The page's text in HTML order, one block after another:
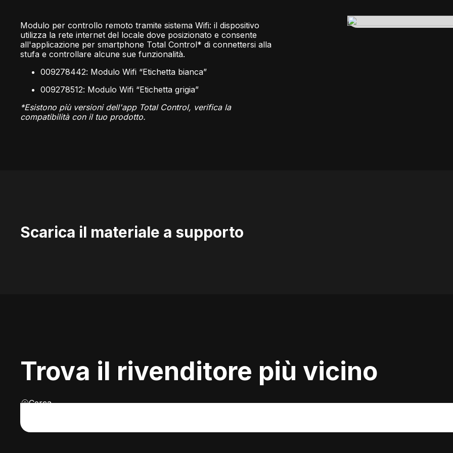
Modulo per controllo remoto tramite sistema Wifi: il dispositivo
utilizza la rete internet del locale dove posizionato e consente
all'applicazione per smartphone Total Control* di connettersi alla
stufa e controllare alcune sue funzionalità.
009278442: Modulo Wifi “Etichetta bianca”
009278512: Modulo Wifi “Etichetta grigia”
*Esistono più versioni dell'app Total Control, verifica la
compatibilità con il tuo prodotto.
Scarica il materiale a supporto
Trova il rivenditore più vicino
Cerca